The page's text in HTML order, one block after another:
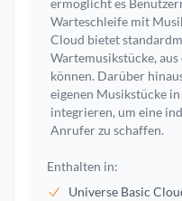
ermöglicht es
Warteschleife mit
Cloud bietet
Wartemusikstücke,
können. Darüber
eigenen Musikstücke
integrieren, um eine
Anrufer zu schaffen.
Enthalten in:
Universe Basic